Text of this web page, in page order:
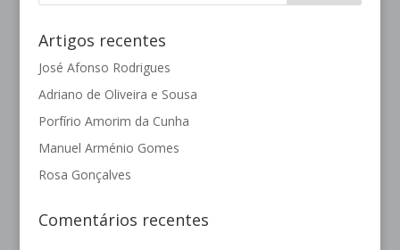
Artigos recentes
José Afonso Rodrigues
Adriano de Oliveira e Sousa
Porfírio Amorim da Cunha
Manuel Arménio Gomes
Rosa Gonçalves
Comentários recentes